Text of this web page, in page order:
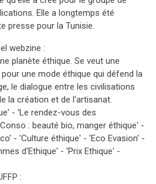
Elle a longtemps été
presse pour la Tunisie.
webzine :
planète éthique. Se veut une
une mode éthique qui défend la
le dialogue entre les civilisations
la création et de l'artisanat.
- 'Le rendez-vous des
: beauté bio, manger éthique' -
- 'Culture éthique' - 'Eco Evasion' -
d'Ethique' - 'Prix Ethique' -
: